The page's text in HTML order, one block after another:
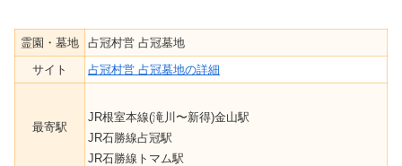
霊園・墓地
占冠村営 占冠墓地
サイト
占冠村営 占冠墓地の詳細
最寄駅
JR根室本線(滝川〜新得)金山駅
JR石勝線占冠駅
JR石勝線トマム駅